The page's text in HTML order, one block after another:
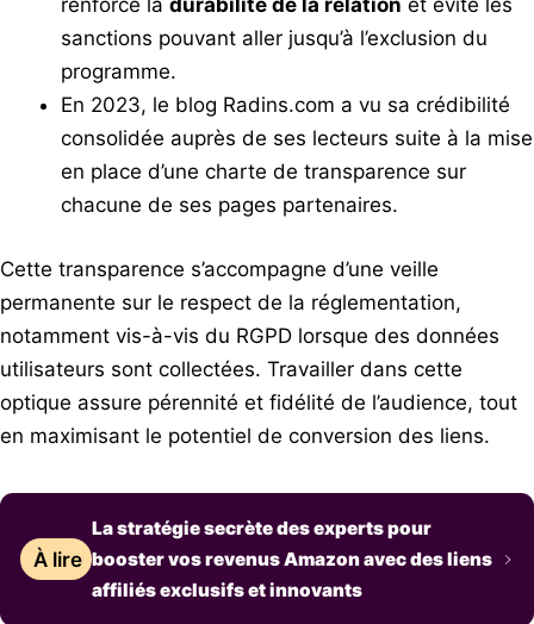
renforce la durabilité de la relation et évite les
sanctions pouvant aller jusqu’à l’exclusion du
programme.
En 2023, le blog Radins.com a vu sa crédibilité
consolidée auprès de ses lecteurs suite à la mise
en place d’une charte de transparence sur
chacune de ses pages partenaires.
Cette transparence s’accompagne d’une veille
permanente sur le respect de la réglementation,
notamment vis-à-vis du RGPD lorsque des données
utilisateurs sont collectées. Travailler dans cette
optique assure pérennité et fidélité de l’audience, tout
en maximisant le potentiel de conversion des liens.
À lire
La stratégie secrète des experts pour
booster vos revenus Amazon avec des liens
affiliés exclusifs et innovants